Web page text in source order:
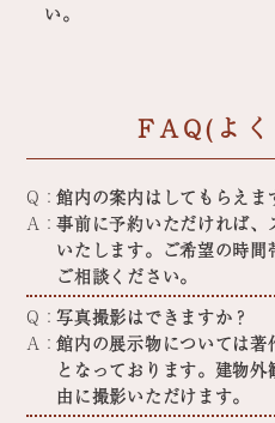
い。
FAQ(よ
Q：館内の案内はしてもらえま
A：事前に予約いただければ
いたします。ご希望の時
ご相談ください。
Q：写真撮影はできますか？
A：館内の展示物については
となっております。建物
由に撮影いただけます。